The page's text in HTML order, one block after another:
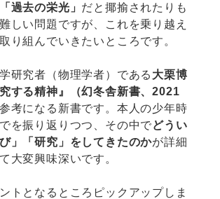
「過去の栄光」 だと揶揄されたりも
しい問題ですが、これを乗り越え
り組んでいきたいところです。
研究者（物理学者）である 大栗博
究する精神』（幻冬舎新書、2021
考になる新書です。本人の少年時
を振り返りつつ、その中でどうい
」「研究」をしてきたのかが詳細
大変興味深いです。
トとなるところピックアップしま